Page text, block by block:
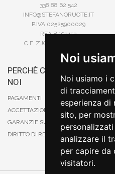
Noi
Noi usiamo i
di
esperienza di
sito, per
analizzare il
per capire da
visitatori.
338 88 62 542
INFO@STEFANORUOTE.IT
P.IVA 02525900029
REA BI193453
C.F. ZJOSFN73H14A859X
PERCHÈ COMPRARE DA
NOI
PAGAMENTI
ACCETTAZIONE DEGLI ORDINI
GARANZIE SUI PRODOTTI
DIRITTO DI RECESSO